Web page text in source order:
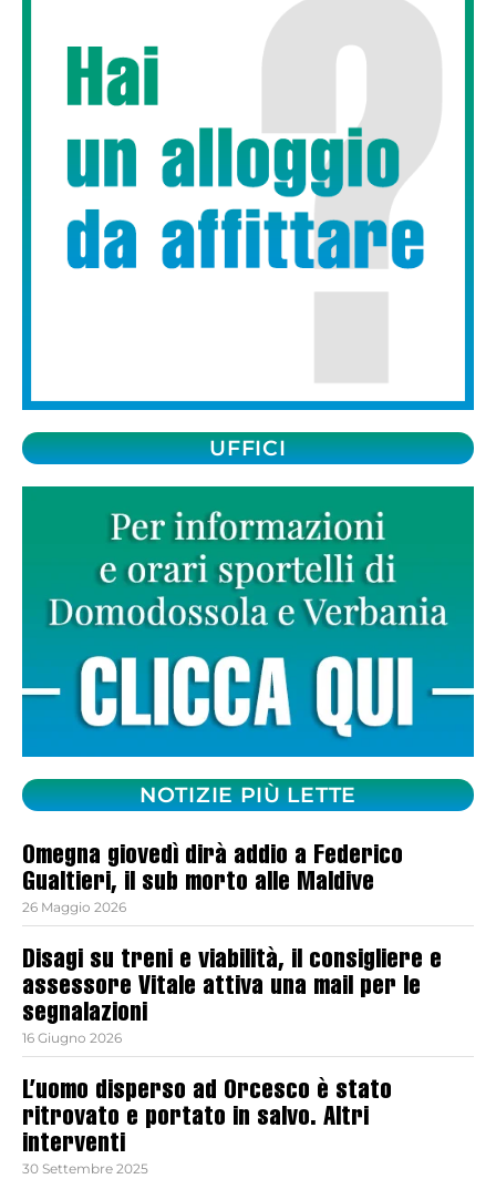
UFFICI
NOTIZIE PIÙ LETTE
Omegna giovedì dirà addio a Federico
Gualtieri, il sub morto alle Maldive
26 Maggio 2026
Disagi su treni e viabilità, il consigliere e
assessore Vitale attiva una mail per le
segnalazioni
16 Giugno 2026
L’uomo disperso ad Orcesco è stato
ritrovato e portato in salvo. Altri
interventi
30 Settembre 2025